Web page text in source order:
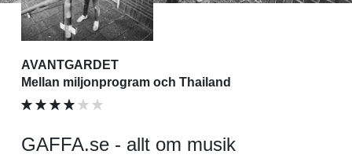
AVANTGARDET
Mellan miljonprogram och Thailand
GAFFA.se - allt om musik